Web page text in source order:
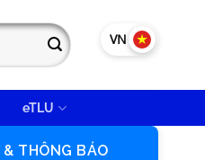
VN EN
eTLU
THÔNG BÁO